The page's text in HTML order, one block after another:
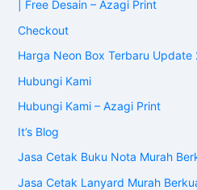
| Free Desain – Azagi Print
Checkout
Harga Neon Box Terbaru Update
Hubungi Kami
Hubungi Kami – Azagi Print
It’s Blog
Jasa Cetak Buku Nota Murah
Jasa Cetak Lanyard Murah